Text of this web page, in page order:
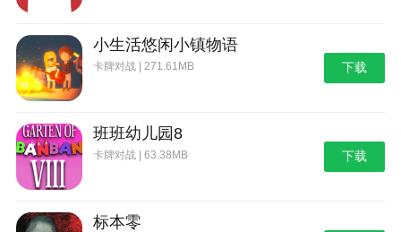
小生活悠闲小镇物语
卡牌对战 | 271.61MB 下载
班班幼儿园8
卡牌对战 | 63.38MB 下载
标本零